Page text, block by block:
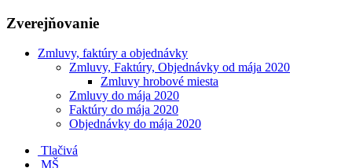
Zverejňovanie
Zmluvy, faktúry a objednávky
Zmluvy, Faktúry, Objednávky od mája 2020
Zmluvy hrobové miesta
Zmluvy do mája 2020
Faktúry do mája 2020
Objednávky do mája 2020
Tlačivá
MŠ